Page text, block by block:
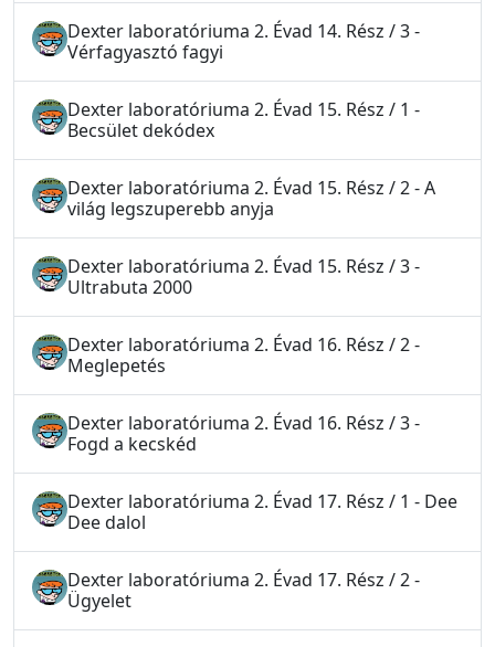
Dexter laboratóriuma 2. Évad 14. Rész / 3 -
Vérfagyasztó fagyi
Dexter laboratóriuma 2. Évad 15. Rész / 1 -
Becsület dekódex
Dexter laboratóriuma 2. Évad 15. Rész / 2 - A
világ legszuperebb anyja
Dexter laboratóriuma 2. Évad 15. Rész / 3 -
Ultrabuta 2000
Dexter laboratóriuma 2. Évad 16. Rész / 2 -
Meglepetés
Dexter laboratóriuma 2. Évad 16. Rész / 3 -
Fogd a kecskéd
Dexter laboratóriuma 2. Évad 17. Rész / 1 - Dee
Dee dalol
Dexter laboratóriuma 2. Évad 17. Rész / 2 -
Ügyelet